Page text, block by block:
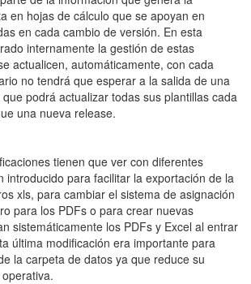
en hojas de cálculo que se apoyan en
en cada cambio de versión. En esta
internamente la gestión de estas
actualicen, automáticamente, con cada
no tendrá que esperar a la salida de una
podrá actualizar todas sus plantillas cada
una nueva release.
tienen que ver con diferentes
introducido para facilitar la exportación de la
xls, para cambiar el sistema de asignación
para los PDFs o para crear nuevas
sistemáticamente los PDFs y Excel al entrar
última modificación era importante para
la carpeta de datos ya que reduce su